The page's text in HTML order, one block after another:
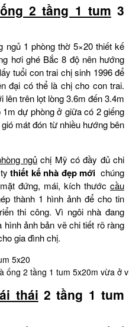
2 tầng 1 tum 3
ngủ 1 phòng thờ 5×20 thiết kế
hơi ghé Bắc 8 độ nên hướng
tuổi con trai chị sinh 1996 để
đại có thể là chị cho con trai.
trên lọt lòng 3.6m đến 3.4m
dự phòng ở giữa có 2 giếng
mát đón từ nhiều hướng bên
ngủ chị Mỹ có đầy đủ chi
tythiết kế nhà đẹp mới chúng
đứng, mái, kích thước cầu
thành 1 hình ảnh để cho tin
thi công. Vì ngôi nhà đang
ảnh bản vẽ chi tiết rõ ràng
gia đình chị.
ống 2 tầng 1 tum 5x20m vừa ở
thái 2 tầng 1 tum